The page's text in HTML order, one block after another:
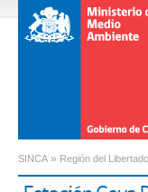
SINCA » Región del